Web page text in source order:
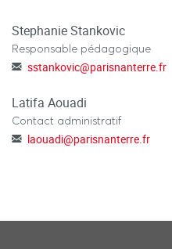
Stephanie Stankovic
Responsable pédagogique
sstankovic@parisnanterre.fr
Latifa Aouadi
Contact administratif
laouadi@parisnanterre.fr